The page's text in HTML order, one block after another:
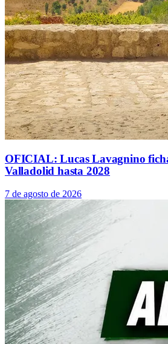
OFICIAL: Lucas Lavagnino
Valladolid hasta 2028
7 de agosto de 2026